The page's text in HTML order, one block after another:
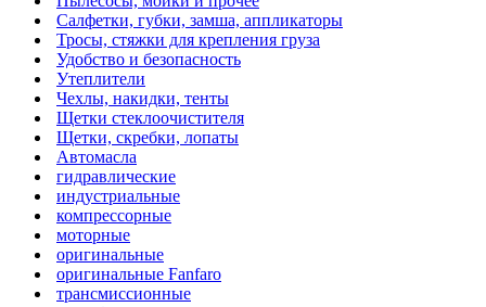
Салфетки, губки, замша, аппликаторы
Тросы, стяжки для крепления груза
Удобство и безопасность
Утеплители
Чехлы, накидки, тенты
Щетки стеклоочистителя
Щетки, скребки, лопаты
Автомасла
гидравлические
индустриальные
компрессорные
моторные
оригинальные
оригинальные Fanfaro
трансмиссионные